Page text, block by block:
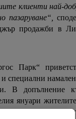
клиенти най-
пазаруване“,
продажби в
Парк“
специални
В допълнение
януари
клиенти на